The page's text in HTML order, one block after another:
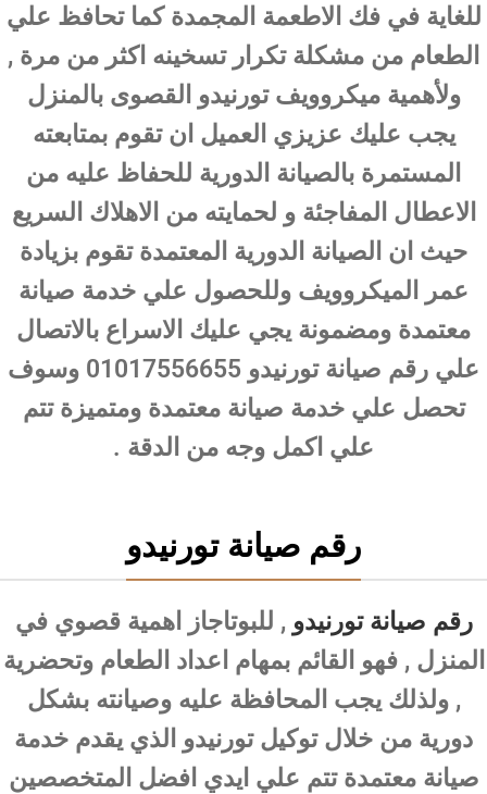
للغاية في فك الاطعمة المجمدة كما تحافظ علي
الطعام من مشكلة تكرار تسخينه اكثر من مرة ,
ولأهمية ميكروويف تورنيدو القصوى بالمنزل
يجب عليك عزيزي العميل ان تقوم بمتابعته
المستمرة بالصيانة الدورية للحفاظ عليه من
الاعطال المفاجئة و لحمايته من الاهلاك السريع
حيث ان الصيانة الدورية المعتمدة تقوم بزيادة
عمر الميكروويف وللحصول علي خدمة صيانة
معتمدة ومضمونة يجي عليك الاسراع بالاتصال
علي رقم صيانة تورنيدو 01017556655 وسوف
تحصل علي خدمة صيانة معتمدة ومتميزة تتم
علي اكمل وجه من الدقة .
رقم صيانة تورنيدو
رقم صيانة تورنيدو , للبوتاجاز اهمية قصوي في
المنزل , فهو القائم بمهام اعداد الطعام وتحضرية
, ولذلك يجب المحافظة عليه وصيانته بشكل
دورية من خلال توكيل تورنيدو الذي يقدم خدمة
صيانة معتمدة تتم علي ايدي افضل المتخصصين